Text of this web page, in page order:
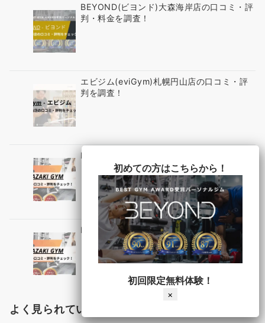
BEYOND(ビヨンド)大森海岸店の口コミ・評
判・料金を調査！
エビジム(eviGym)札幌円山店の口コミ・評
判を調査！
MIYAZAKI GYM(ミヤザキジム)中野店の口
コミ・評判・料金をチェック！
MIYAZAKI GYM(ミヤザキジム)沼袋店の口
コミ・評判・料金をチェック！
よく見られている店舗
初めての方はこちらから！
初回限定無料体験！
×